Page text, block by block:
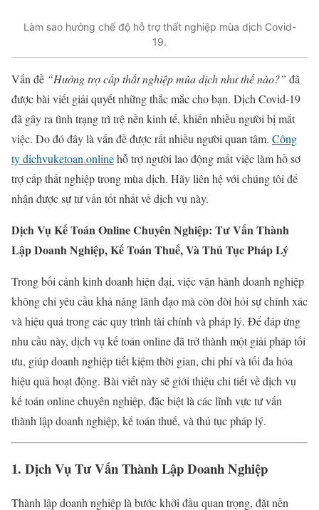
Làm sao hưởng chế độ hỗ trợ thất nghiệp mùa dịch Covid-
19.
Vấn đề “Hưởng trợ cấp thất nghiệp mùa dịch như thế nào?” đã
được bài viết giải quyết những thắc mắc cho bạn. Dịch Covid-19
đã gây ra tình trạng trì trệ nền kinh tế, khiến nhiều người bị mất
việc. Do đó đây là vấn đề được rất nhiều người quan tâm. Công
ty dichvuketoan.onlinehỗ trợ người lao động mất việc làm hồ sơ
trợ cấp thất nghiệp trong mùa dịch. Hãy liên hệ với chúng tôi để
nhận được sự tư vấn tốt nhất về dịch vụ này.
Dịch Vụ Kế Toán Online Chuyên Nghiệp: Tư Vấn Thành
Lập Doanh Nghiệp, Kế Toán Thuế, Và Thủ Tục Pháp Lý
Trong bối cảnh kinh doanh hiện đại, việc vận hành doanh nghiệp
không chỉ yêu cầu khả năng lãnh đạo mà còn đòi hỏi sự chính xác
và hiệu quả trong các quy trình tài chính và pháp lý. Để đáp ứng
nhu cầu này, dịch vụ kế toán online đã trở thành một giải pháp tối
ưu, giúp doanh nghiệp tiết kiệm thời gian, chi phí và tối đa hóa
hiệu quả hoạt động. Bài viết này sẽ giới thiệu chi tiết về dịch vụ
kế toán online chuyên nghiệp, đặc biệt là các lĩnh vực tư vấn
thành lập doanh nghiệp, kế toán thuế, và thủ tục pháp lý.
1. Dịch Vụ Tư Vấn Thành Lập Doanh Nghiệp
Thành lập doanh nghiệp là bước khởi đầu quan trọng, đặt nền